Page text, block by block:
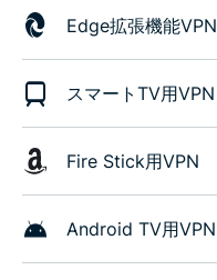
Edge拡張機能VPN
スマートTV用VPN
Fire Stick用VPN
Android TV用VPN